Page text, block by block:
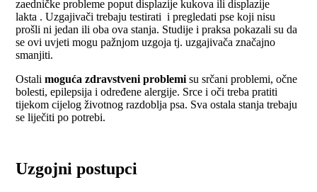
zaedničke probleme poput displazije kukova ili displazije
lakta . Uzgajivači trebaju testirati i pregledati pse koji nisu
prošli ni jedan ili oba ova stanja. Studije i praksa pokazali su da
se ovi uvjeti mogu pažnjom uzgoja tj. uzgajivača značajno
smanjiti.
Ostali moguća zdravstveni problemisu srčani problemi, očne
bolesti, epilepsija i određene alergije. Srce i oči treba pratiti
tijekom cijelog životnog razdoblja psa. Sva ostala stanja trebaju
se liječiti po potrebi.
Uzgojni postupci